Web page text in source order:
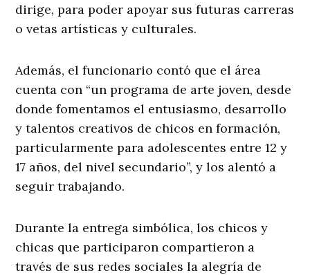
dirige, para poder apoyar sus futuras carreras
o vetas artísticas y culturales.
Además, el funcionario contó que el área
cuenta con “un programa de arte joven, desde
donde fomentamos el entusiasmo, desarrollo
y talentos creativos de chicos en formación,
particularmente para adolescentes entre 12 y
17 años, del nivel secundario”, y los alentó a
seguir trabajando.
Durante la entrega simbólica, los chicos y
chicas que participaron compartieron a
través de sus redes sociales la alegría de